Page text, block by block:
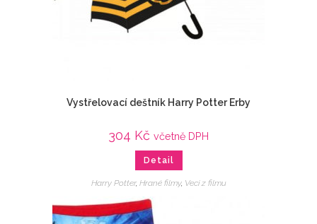
Vystřelovací deštník Harry Potter Erby
304 Kč včetně DPH
Detail
Harry Potter, Hrané filmy, Veci z filmu